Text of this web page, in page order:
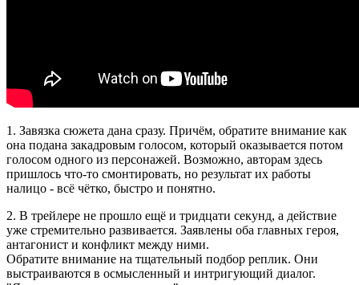
1. Завязка сюжета дана сразу. Причём, обратите внимание как
она подана закадровым голосом, который оказывается потом
голосом одного из персонажей. Возможно, авторам здесь
пришлось что-то смонтировать, но результат их работы
налицо - всё чётко, быстро и понятно.
2. В трейлере не прошло ещё и тридцати секунд, а действие
уже стремительно развивается. Заявлены оба главных героя,
антагонист и конфликт между ними.
Обратите внимание на тщательный подбор реплик. Они
выстраиваются в осмысленный и интригующий диалог.